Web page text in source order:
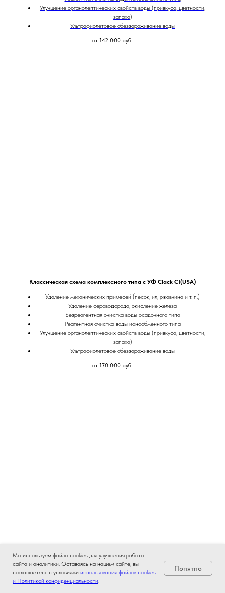
Улучшение органолептических свойств воды (привкуса, цветности,
запаха)
Ультрафиолетовое обеззараживание воды
от 142 000 руб.
Классическая схема комплексного типа с УФ Clack CI(USA)
Удаление механических примесей (песок, ил, ржавчина и т. п.)
Удаление сероводорода, окисление железа
Безреагентная очистка воды осадочного типа
Реагентная очистка воды ионообменного типа
Улучшение органолептических свойств воды (привкуса, цветности,
запаха)
Ультрафиолетовое обеззараживание воды
от 170 000 руб.
Мы используем файлы cookies для улучшения работы
сайта и аналитики. Оставаясь на нашем сайте, вы
соглашаетесь с условиями использования файлов cookies
и Политикой конфиденциальности.
Понятно